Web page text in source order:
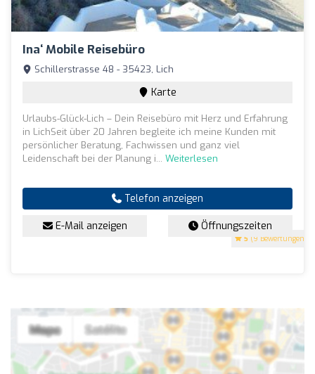
Ina‘ Mobile Reisebüro
5 (9 Bewertungen)
Schillerstrasse 48 - 35423, Lich
Karte
Urlaubs-Glück-Lich – Dein Reisebüro mit Herz und Erfahrung
in LichSeit über 20 Jahren begleite ich meine Kunden mit
persönlicher Beratung, Fachwissen und ganz viel
Leidenschaft bei der Planung i... Weiterlesen
Telefon anzeigen
E-Mail anzeigen Öffnungszeiten